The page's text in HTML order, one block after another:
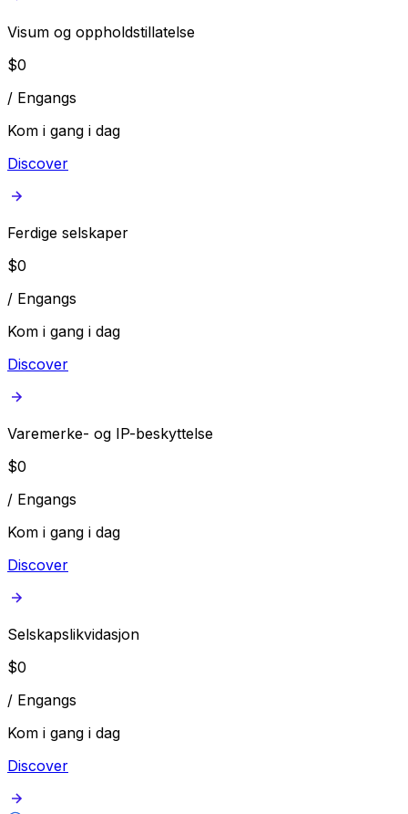
Visum og oppholdstillatelse
$0
/ Engangs
Kom i gang i dag
Discover
Ferdige selskaper
$0
/ Engangs
Kom i gang i dag
Discover
Varemerke- og IP-beskyttelse
$0
/ Engangs
Kom i gang i dag
Discover
Selskapslikvidasjon
$0
/ Engangs
Kom i gang i dag
Discover